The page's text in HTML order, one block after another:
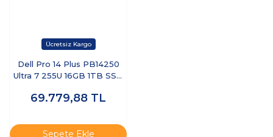
Dell Pro 14 Plus PB14250
Ultra 7 255U 16GB 1TB SSD
PB14250-UBU
69.779,88 TL
Sepete Ekle